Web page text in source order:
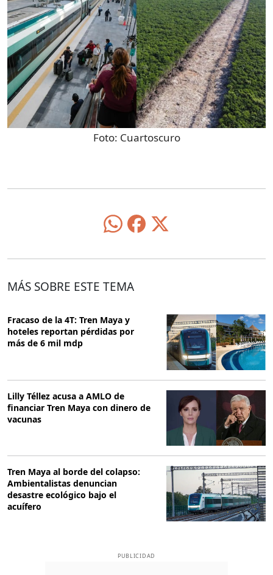
Foto: Cuartoscuro
MÁS SOBRE ESTE TEMA
Fracaso de la 4T: Tren Maya y
hoteles reportan pérdidas por
más de 6 mil mdp
Lilly Téllez acusa a AMLO de
financiar Tren Maya con dinero de
vacunas
Tren Maya al borde del colapso:
Ambientalistas denuncian
desastre ecológico bajo el
acuífero
PUBLICIDAD